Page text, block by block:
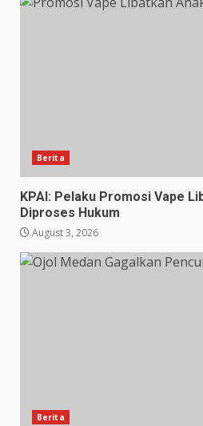
Berita
KPAI: Pelaku Promosi Vape
Diproses Hukum
August 3, 2026
Berita